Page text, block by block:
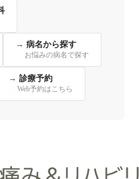
病名から探す
お悩みの病名で探す
診療予約
Web予約はこちら